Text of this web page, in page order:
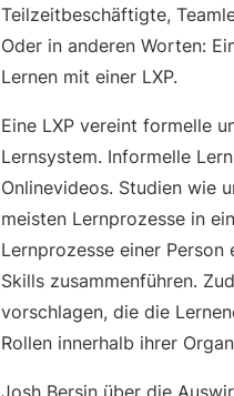
Teilzeitbeschäftigte,
Oder in anderen Worten:
Lernen mit einer LXP.
Eine LXP vereint formelle
Lernsystem. Informelle
Onlinevideos. Studien wie
meisten Lernprozesse in
Lernprozesse einer
Skills zusammenführen.
vorschlagen, die die
Rollen innerhalb ihrer
Josh Bersin über die